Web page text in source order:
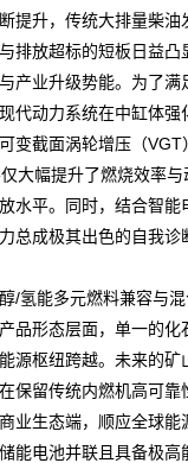
提升，传统大排量柴油
排放超标的短板日益凸
产业升级势能。为了满
代动力系统在中缸体强
变截面涡轮增压（VGT
大幅提升了燃烧效率与
水平。同时，结合智能
总成极其出色的自我诊
氢能多元燃料兼容与混
品形态层面，单一的化
源枢纽跨越。未来的矿
保留传统内燃机高可靠
业生态端，顺应全球能
能电池并联且具备极高